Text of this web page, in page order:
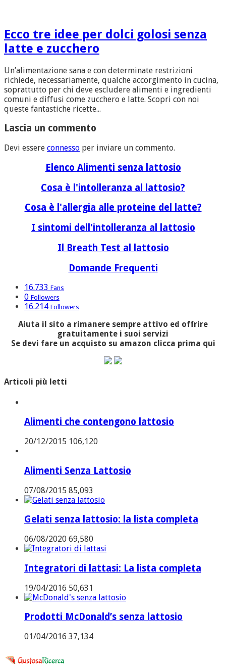
Ecco tre idee per dolci golosi senza
latte e zucchero
Un’alimentazione sana e con determinate restrizioni
richiede, necessariamente, qualche accorgimento in cucina,
soprattutto per chi deve escludere alimenti e ingredienti
comuni e diffusi come zucchero e latte. Scopri con noi
queste fantastiche ricette...
Lascia un commento
Devi essere connesso per inviare un commento.
Elenco Alimenti senza lattosio
Cosa è l'intolleranza al lattosio?
Cosa è l'allergia alle proteine del latte?
I sintomi dell'intolleranza al lattosio
Il Breath Test al lattosio
Domande Frequenti
16.733 Fans
0 Followers
16.214 Followers
Aiuta il sito a rimanere sempre attivo ed offrire
gratuitamente i suoi servizi
Se devi fare un acquisto su amazon clicca prima qui
Articoli più letti
Alimenti che contengono lattosio
20/12/2015 106,120
Alimenti Senza Lattosio
07/08/2015 85,093
Gelati senza lattosio: la lista completa
06/08/2020 69,580
Integratori di lattasi: La lista completa
19/04/2016 50,631
Prodotti McDonald’s senza lattosio
01/04/2016 37,134